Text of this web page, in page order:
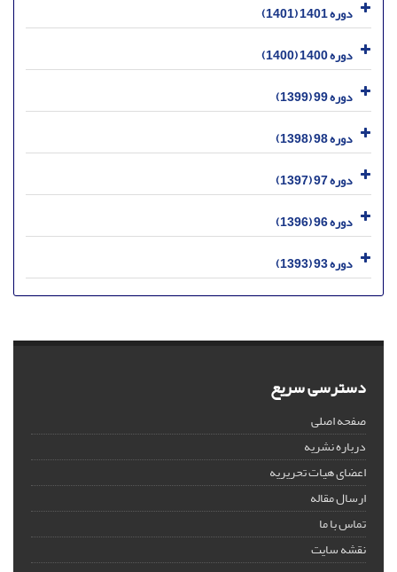
دوره 1401 (1401)
دوره 1400 (1400)
دوره 99 (1399)
دوره 98 (1398)
دوره 97 (1397)
دوره 96 (1396)
دوره 93 (1393)
دسترسی سریع
صفحه اصلی
درباره نشریه
اعضای هیات تحریریه
ارسال مقاله
تماس با ما
نقشه سایت